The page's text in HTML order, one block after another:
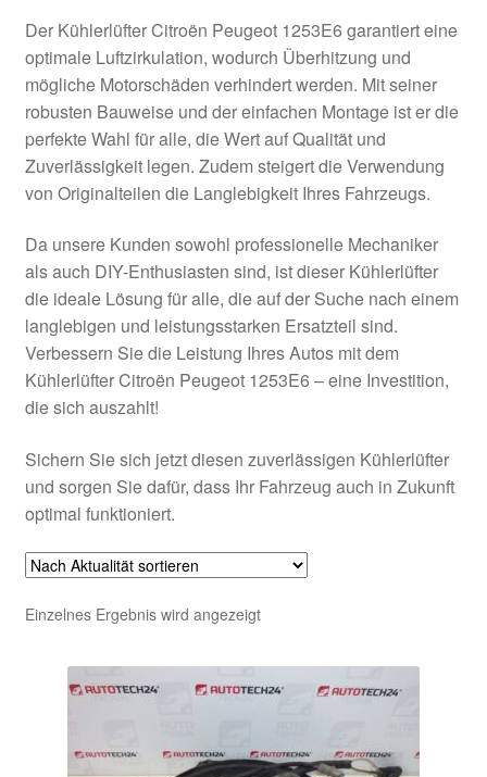
Über uns
Warenkorb
Weltweiter Versand
Der Kühlerlüfter Citroën Peugeot 1253E6 garantiert eine
optimale Luftzirkulation, wodurch Überhitzung und
mögliche Motorschäden verhindert werden. Mit seiner
robusten Bauweise und der einfachen Montage ist er die
perfekte Wahl für alle, die Wert auf Qualität und
Zuverlässigkeit legen. Zudem steigert die Verwendung
von Originalteilen die Langlebigkeit Ihres Fahrzeugs.
Da unsere Kunden sowohl professionelle Mechaniker
als auch DIY-Enthusiasten sind, ist dieser Kühlerlüfter
die ideale Lösung für alle, die auf der Suche nach einem
langlebigen und leistungsstarken Ersatzteil sind.
Verbessern Sie die Leistung Ihres Autos mit dem
Kühlerlüfter Citroën Peugeot 1253E6 – eine Investition,
die sich auszahlt!
Sichern Sie sich jetzt diesen zuverlässigen Kühlerlüfter
und sorgen Sie dafür, dass Ihr Fahrzeug auch in Zukunft
optimal funktioniert.
Einzelnes Ergebnis wird angezeigt